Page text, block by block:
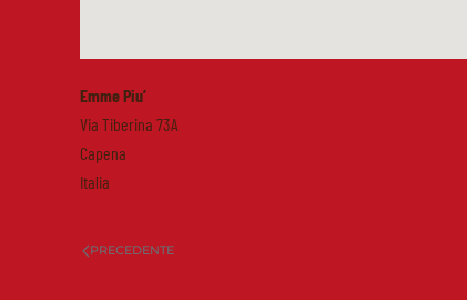
Emme Piu’
Via Tiberina 73A
Capena
Italia
PRECEDENTE